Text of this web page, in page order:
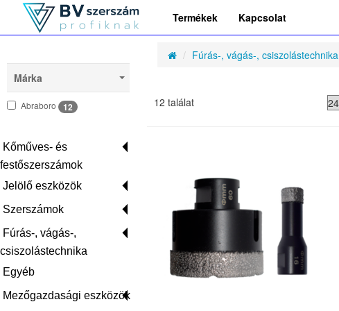
Termékek Kapcsolat
Márka
Abraboro 12
Kőműves- és
festőszerszámok
Jelölő eszközök
Szerszámok
Fúrás-, vágás-,
csiszolástechnika
Egyéb
Mezőgazdasági eszközök
Fúrás-, vágás-, csiszolástechnika
12 találat